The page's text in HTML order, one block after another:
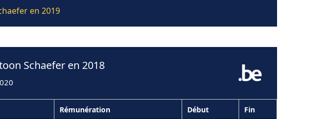
en 2019
Schaefer en 2018
Rémunération Début Fin